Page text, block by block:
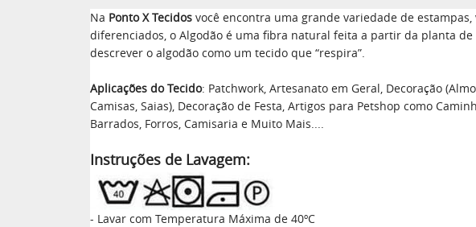
Na Ponto X Tecidos você encontra uma grande variedade de
diferenciados, o Algodão é uma fibra natural feita a partir da planta
descrever o algodão como um tecido que “respira”.
Aplicações do Tecido: Patchwork, Artesanato em Geral, Decoração
Camisas, Saias), Decoração de Festa, Artigos para Petshop como
Barrados, Forros, Camisaria e Muito Mais....
Instruções de Lavagem:
- Lavar com Temperatura Máxima de 40ºC